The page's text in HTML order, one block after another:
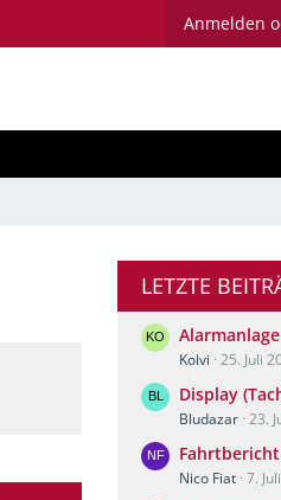
Anmelden
LETZTE
Kolvi 25. Juli
Display
Bludazar 23.
Fahrtbericht
Nico Fiat 7.